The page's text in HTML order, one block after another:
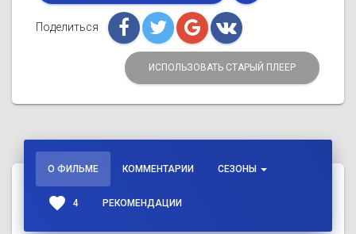
Поделиться
ИСПОЛЬЗОВАТЬ СТАРЫЙ ПЛЕЕР
О ФИЛЬМЕ КОММЕНТАРИИ СЕЗОНЫ
favorite 4 РЕКОМЕНДАЦИИ